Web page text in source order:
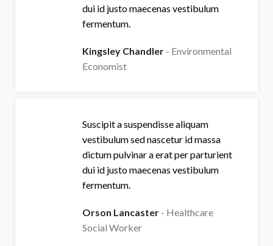
dui id justo maecenas vestibulum
fermentum.
Kingsley Chandler
Environmental
Economist
Suscipit a suspendisse aliquam
vestibulum sed nascetur id massa
dictum pulvinar a erat per parturient
dui id justo maecenas vestibulum
fermentum.
Orson Lancaster
Healthcare
Social Worker